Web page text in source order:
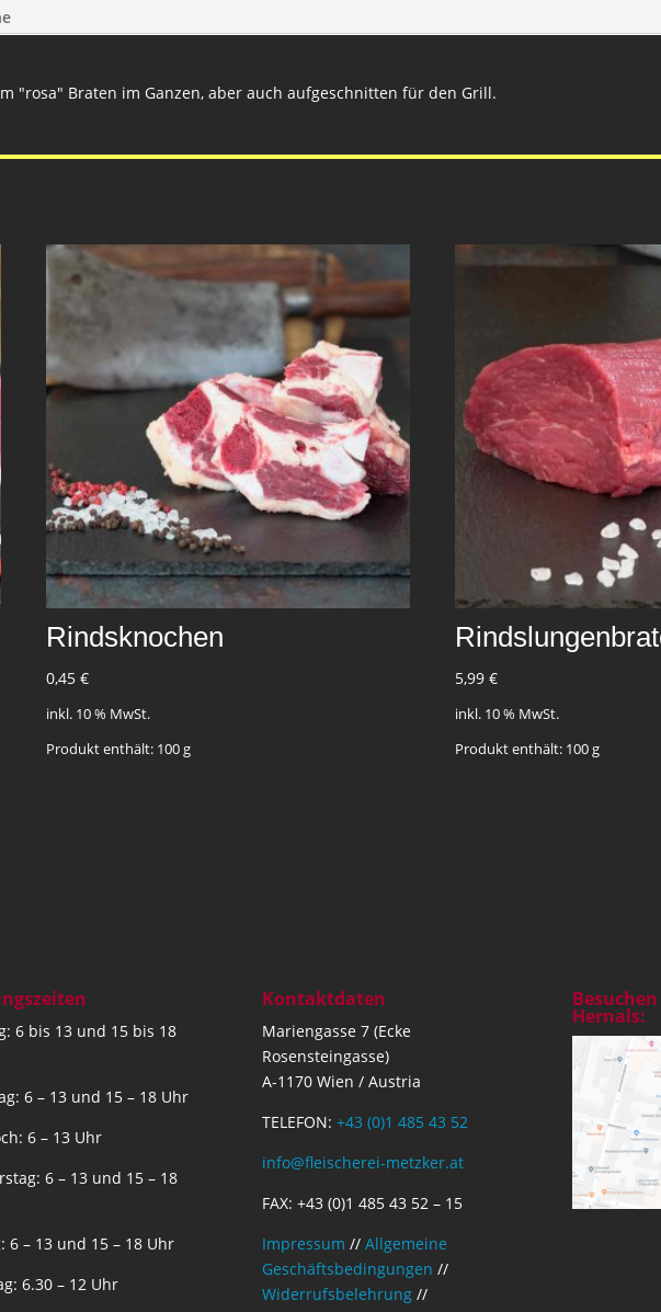
"rosa" Braten im Ganzen, aber auch aufgeschnitten für den Grill.
Rindsknochen
0,45€
inkl. 10 % MwSt.
Produkt enthält: 100g
5,99€
inkl. 10 % MwSt.
Produkt enthält: 100g
6 bis 13 und 15 bis 18
6 – 13 und 15 – 18 Uhr
6 – 13 Uhr
6 – 13 und 15 – 18
6 – 13 und 15 – 18 Uhr
6.30 – 12 Uhr
Kontaktdaten
Mariengasse 7 (Ecke
Rosensteingasse)
A-1170 Wien / Austria
TELEFON: +43 (0)1 485 43 52
info@fleischerei-metzker.at
FAX: +43 (0)1 485 43 52 – 15
Impressum // Allgemeine
Geschäftsbedingungen //
Widerrufsbelehrung//
Hernals: